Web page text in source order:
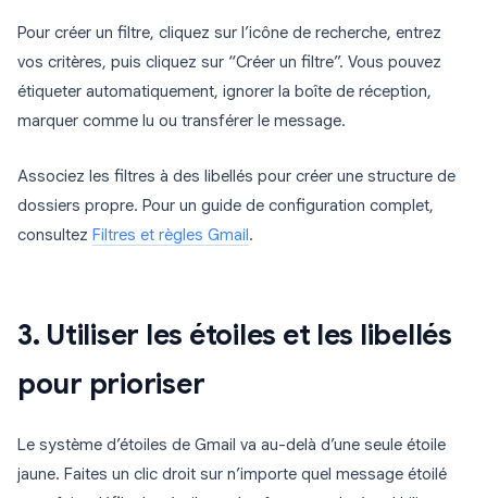
Pour créer un filtre, cliquez sur l’icône de recherche, entrez
vos critères, puis cliquez sur “Créer un filtre”. Vous pouvez
étiqueter automatiquement, ignorer la boîte de réception,
marquer comme lu ou transférer le message.
Associez les filtres à des libellés pour créer une structure de
dossiers propre. Pour un guide de configuration complet,
consultez Filtres et règles Gmail .
3. Utiliser les étoiles et les libellés
pour prioriser
Le système d’étoiles de Gmail va au-delà d’une seule étoile
jaune. Faites un clic droit sur n’importe quel message étoilé